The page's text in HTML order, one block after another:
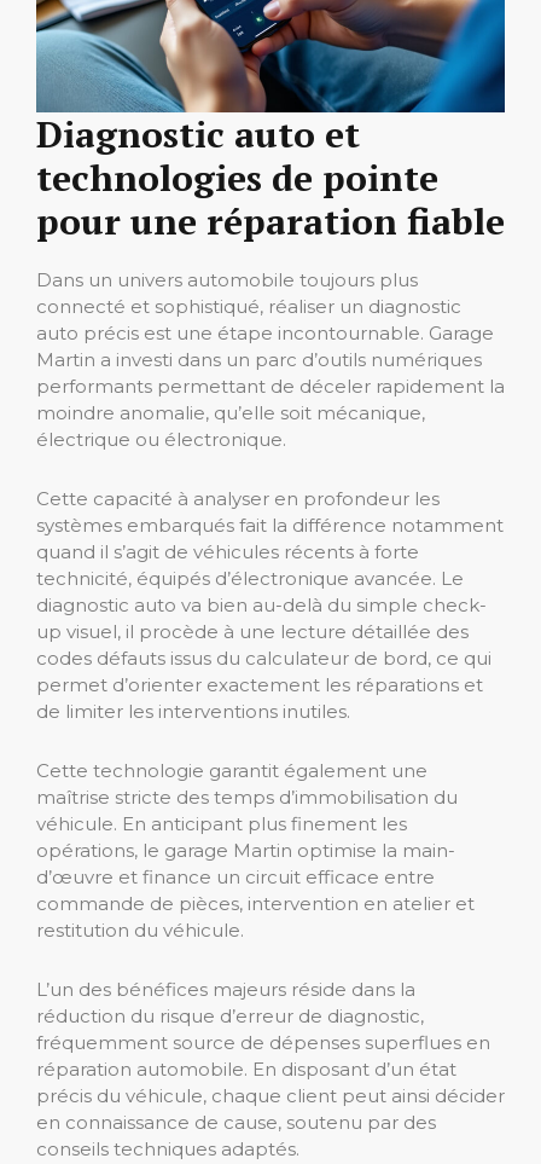
Diagnostic auto et
technologies de pointe
pour une réparation fiable
Dans un univers automobile toujours plus
connecté et sophistiqué, réaliser un diagnostic
auto précis est une étape incontournable. Garage
Martin a investi dans un parc d’outils numériques
performants permettant de déceler rapidement la
moindre anomalie, qu’elle soit mécanique,
électrique ou électronique.
Cette capacité à analyser en profondeur les
systèmes embarqués fait la différence notamment
quand il s’agit de véhicules récents à forte
technicité, équipés d’électronique avancée. Le
diagnostic auto va bien au-delà du simple check-
up visuel, il procède à une lecture détaillée des
codes défauts issus du calculateur de bord, ce qui
permet d’orienter exactement les réparations et
de limiter les interventions inutiles.
Cette technologie garantit également une
maîtrise stricte des temps d’immobilisation du
véhicule. En anticipant plus finement les
opérations, le garage Martin optimise la main-
d’œuvre et finance un circuit efficace entre
commande de pièces, intervention en atelier et
restitution du véhicule.
L’un des bénéfices majeurs réside dans la
réduction du risque d’erreur de diagnostic,
fréquemment source de dépenses superflues en
réparation automobile. En disposant d’un état
précis du véhicule, chaque client peut ainsi décider
en connaissance de cause, soutenu par des
conseils techniques adaptés.